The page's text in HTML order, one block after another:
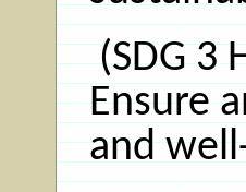
(SDG 3
Ensure
and